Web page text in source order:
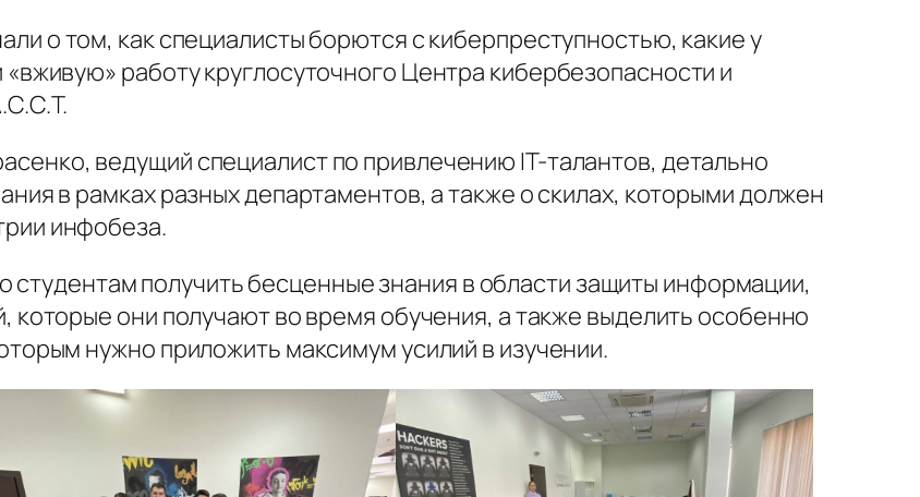
о том, как специалисты борются с киберпреступностью, какие у
работу круглосуточного Центра кибербезопасности и
ведущий специалист по привлечению IT-талантов, детально
в рамках разных департаментов, а также о скилах, которыми должен
инфобеза.
получить бесценные знания в области защиты информации,
которые они получают во время обучения, а также выделить особенно
нужно приложить максимум усилий в изучении.